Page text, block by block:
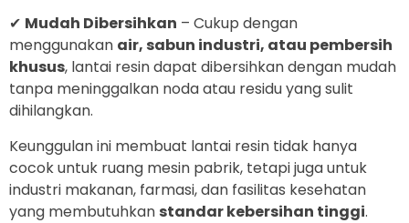
✔ Mudah Dibersihkan – Cukup dengan
menggunakan air, sabun industri, atau pembersih
khusus, lantai resin dapat dibersihkan dengan mudah
tanpa meninggalkan noda atau residu yang sulit
dihilangkan.
Keunggulan ini membuat lantai resin tidak hanya
cocok untuk ruang mesin pabrik, tetapi juga untuk
industri makanan, farmasi, dan fasilitas kesehatan
yang membutuhkan standar kebersihan tinggi.